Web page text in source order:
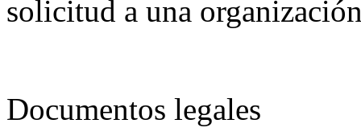
solicitud a una
Documentos legales